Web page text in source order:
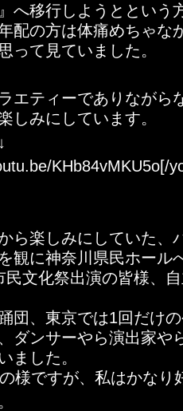
へ移行しようとという
配の方は体痛めちゃな
って見ていました。
エティーでありながら
しみにしています。
KHb84vMKU5o[/
ら楽しみにしていた、
観に神奈川県民ホール
民文化祭出演の皆様、
団、東京では1回だけ
ダンサーやら演出家や
ました。
様ですが、私はかなり